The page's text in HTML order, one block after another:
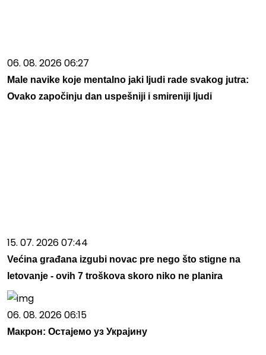
06. 08. 2026 06:27
Male navike koje mentalno jaki ljudi rade svakog jutra:
Ovako započinju dan uspešniji i smireniji ljudi
15. 07. 2026 07:44
Većina građana izgubi novac pre nego što stigne na
letovanje - ovih 7 troškova skoro niko ne planira
06. 08. 2026 06:15
Макрон: Остајемо уз Украјину